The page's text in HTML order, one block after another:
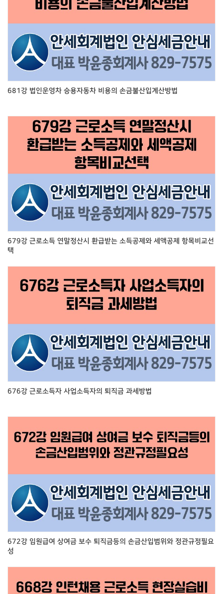
681강 법인운영차 승용자동차 비용의 손금불산입계산방법
679강 근로소득 연말정산시 환급받는 소득공제와 세액공제 항목비교선
택
676강 근로소득자 사업소득자의 퇴직금 과세방법
672강 임원급여 상여금 보수 퇴직금등의 손금산입범위와 정관규정필요
성